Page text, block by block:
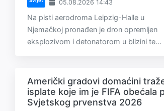
05.08.2026 14:43
Na pisti aerodroma Leipzig-Halle u
Njemačkoj pronađen je dron opremljen
eksplozivom i detonatorom u blizini te...
Američki gradovi domaćini
isplate koje im je FIFA obećala
Svjetskog prvenstva 2026